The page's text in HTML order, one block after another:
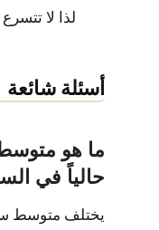
لذا لا
أسئلة شائعة
ما هو
حالياً في
يختلف متوسط